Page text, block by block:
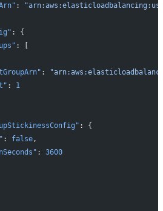
:
"arn:aws:elasticloadbalancing:us-
: {
: [
:
: 1
: {
: false,
: 3600